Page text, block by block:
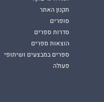
תקנון האתר
סופרים
סדרות ספרים
הוצאות ספרים
ספרים במבצעים ושיתופי
פעולה